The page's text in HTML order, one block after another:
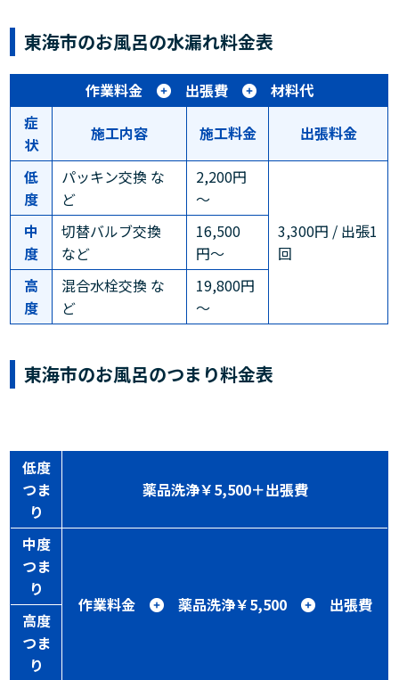
東海市のお風呂の水漏れ料金表
作業料金 出張費
材料代
症
状
施工内容 施工料金 出張料金
低
度
パッキン交換 な
ど
2,200円
～
3,300円 / 出張1
回
中
度
切替バルブ交換
など
16,500
円〜
高
度
混合水栓交換 な
ど
19,800円
～
東海市のお風呂のつまり料金表
低度
つま
り
薬品洗浄￥5,500＋出張費
中度
つま
り
作業料金 薬品洗浄￥5,500 出張費
高度
つま
り